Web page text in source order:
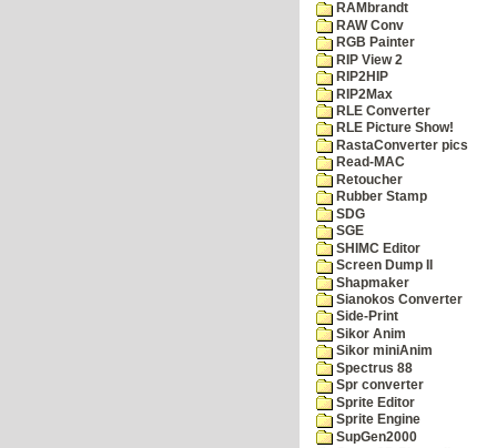
RAMbrandt
RAW Conv
RGB Painter
RIP View 2
RIP2HIP
RIP2Max
RLE Converter
RLE Picture Show!
RastaConverter pics
Read-MAC
Retoucher
Rubber Stamp
SDG
SGE
SHIMC Editor
Screen Dump II
Shapmaker
Sianokos Converter
Side-Print
Sikor Anim
Sikor miniAnim
Spectrus 88
Spr converter
Sprite Editor
Sprite Engine
SupGen2000